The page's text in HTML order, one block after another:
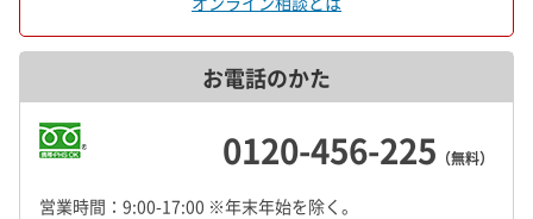
お電話のかた
0120-456-225 （無料）
営業時間：9:00-17:00 ※年末年始を除く。